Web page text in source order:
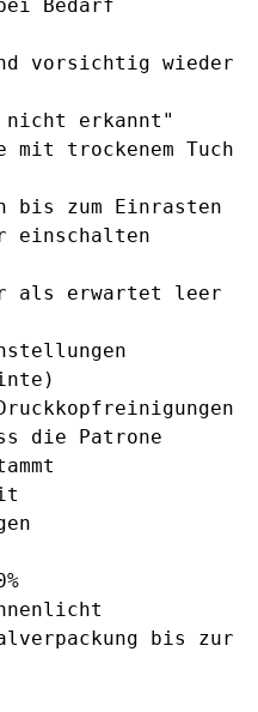
Bedarf
vorsichtig wieder
nicht erkannt"
mit trockenem Tuch
bis zum Einrasten
einschalten
als erwartet leer
die Patrone
bis zur